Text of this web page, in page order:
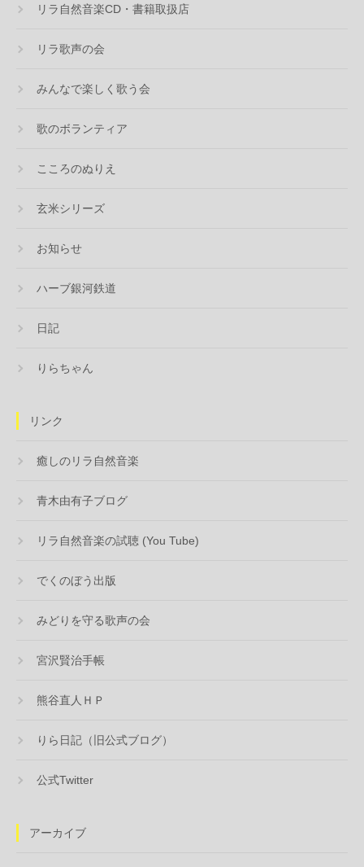
リラ自然音楽CD・書籍取扱店
リラ歌声の会
みんなで楽しく歌う会
歌のボランティア
こころのぬりえ
玄米シリーズ
お知らせ
ハーブ銀河鉄道
日記
りらちゃん
リンク
癒しのリラ自然音楽
青木由有子ブログ
リラ自然音楽の試聴 (You Tube)
でくのぼう出版
みどりを守る歌声の会
宮沢賢治手帳
熊谷直人ＨＰ
りら日記（旧公式ブログ）
公式Twitter
アーカイブ